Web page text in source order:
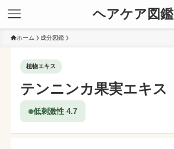
ヘアケア図鑑
ホーム 成分図鑑
植物エキス
テンニンカ果実エキス
低刺激性 4.7